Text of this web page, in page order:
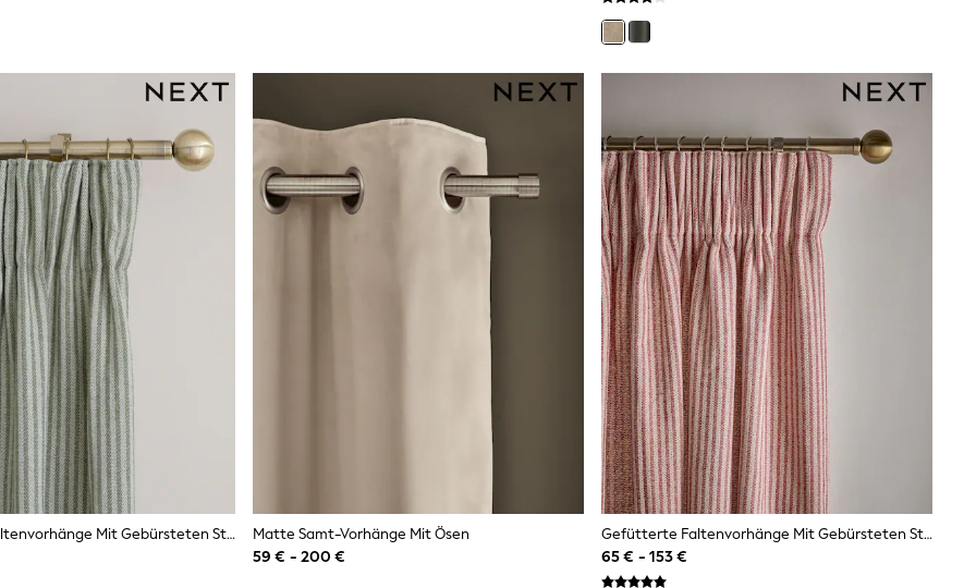
Gefütterte Faltenvorhänge Mit Gebürsteten Streifen
Matte Samt-Vorhänge Mit Ösen
59 € - 200 €
Gefütterte Faltenvorhänge Mit Gebürsteten Streifen
65 € - 153 €